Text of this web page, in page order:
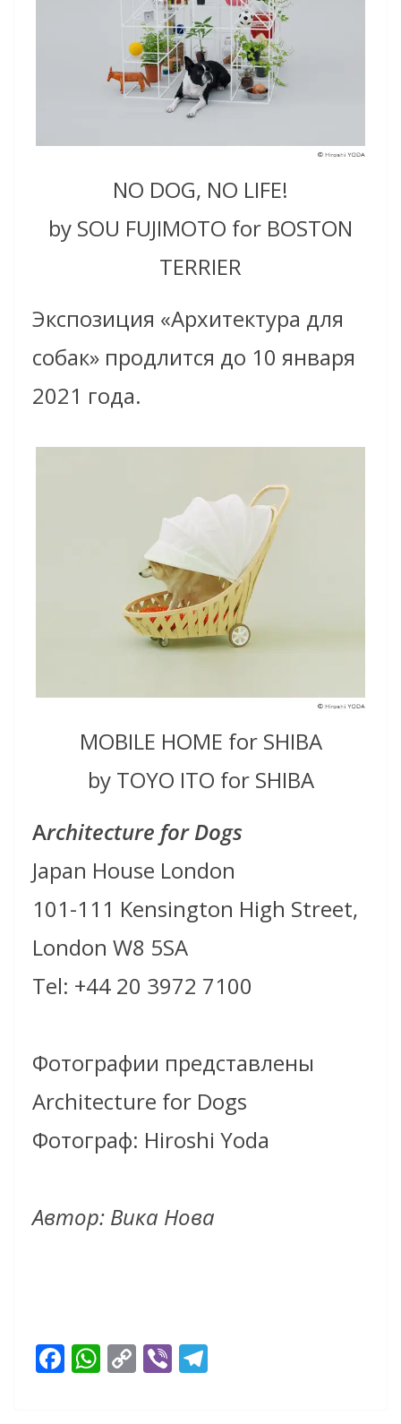
NO DOG, NO LIFE!
by SOU FUJIMOTO for BOSTON
TERRIER
Экспозиция «Архитектура для
собак» продлится до 10 января
2021 года.
MOBILE HOME for SHIBA
by TOYO ITO for SHIBA
Architecture for Dogs
Japan House London
101-111 Kensington High Street,
London W8 5SA
Тel: +44 20 3972 7100
Фотографии представлены
Architecture for Dogs
Фотограф: Hiroshi Yoda
Автор: Вика Нова
F W C Vi